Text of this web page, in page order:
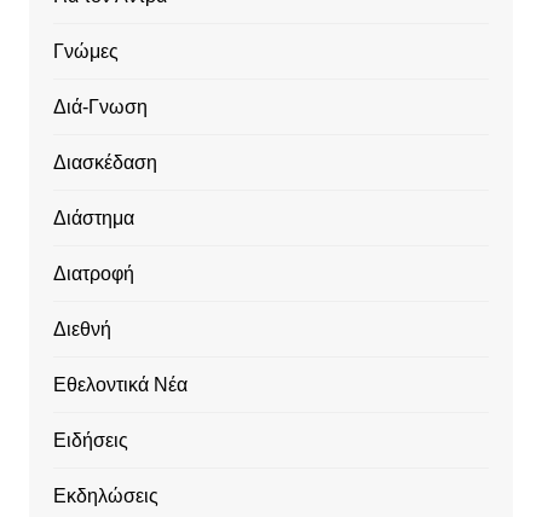
Γνώμες
Διά-Γνωση
Διασκέδαση
Διάστημα
Διατροφή
Διεθνή
Εθελοντικά Νέα
Ειδήσεις
Εκδηλώσεις